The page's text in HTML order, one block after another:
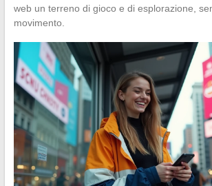
web un terreno di gioco e di esplorazione,
movimento.